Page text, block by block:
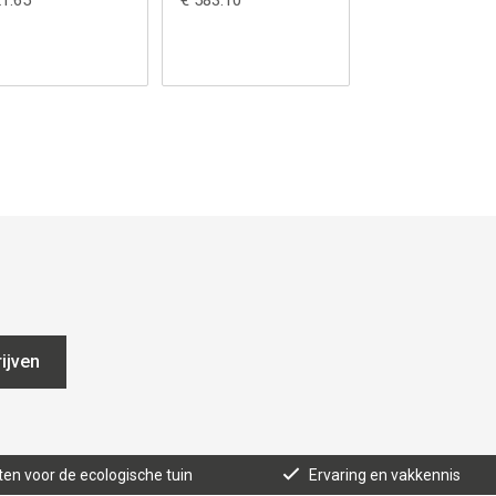
2
voor de ecologische tuin Ervaring en vakkennis